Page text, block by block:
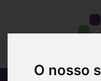
O nosso